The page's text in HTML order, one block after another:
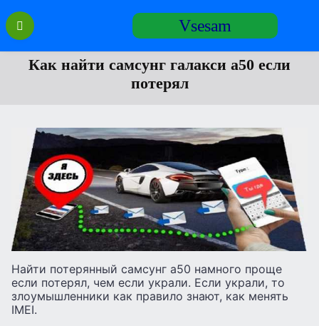
Перейти
содержанию
Vsesam
Как найти самсунг галакси а50 если
потерял
Найти потерянный самсунг а50 намного проще
если потерял, чем если украли. Если украли, то
злоумышленники как правило знают, как менять
IMEI.